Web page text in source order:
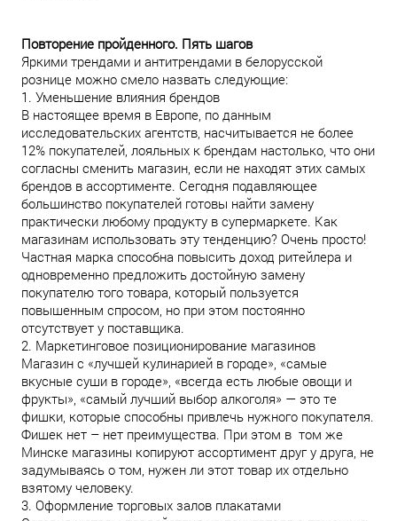
Повторение пройденного. Пять шагов
Яркими трендами и антитрендами в белорусской
рознице можно смело назвать следующие:
1. Уменьшение влияния брендов
В настоящее время в Европе, по данным
исследовательских агентств, насчитывается не более
12% покупателей, лояльных к брендам настолько, что они
согласны сменить магазин, если не находят этих самых
брендов в ассортименте. Сегодня подавляющее
большинство покупателей готовы найти замену
практически любому продукту в супермаркете. Как
магазинам использовать эту тенденцию? Очень просто!
Частная марка способна повысить доход ритейлера и
одновременно предложить достойную замену
покупателю того товара, который пользуется
повышенным спросом, но при этом постоянно
отсутствует у поставщика.
2. Маркетинговое позиционирование магазинов
Магазин с «лучшей кулинарией в городе», «самые
вкусные суши в городе», «всегда есть любые овощи и
фрукты», «самый лучший выбор алкоголя» — это те
фишки, которые способны привлечь нужного покупателя.
Фишек нет – нет преимущества. При этом в том же
Минске магазины копируют ассортимент друг у друга, не
задумываясь о том, нужен ли этот товар их отдельно
взятому человеку.
3. Оформление торговых залов плакатами